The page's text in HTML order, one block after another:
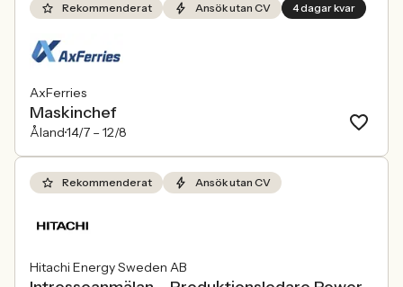
Rekommenderat Ansök utan CV 4 dagar kvar
AxFerries
Maskinchef
Åland14/7 – 12/8
Rekommenderat Ansök utan CV
Hitachi Energy Sweden AB